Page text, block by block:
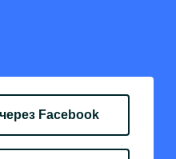
Facebook